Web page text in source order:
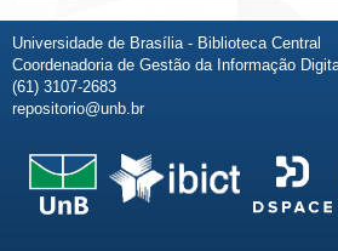
Universidade de Brasília - Biblioteca Central
Coordenadoria de Gestão da Informação
(61) 3107-2683
repositorio@unb.br